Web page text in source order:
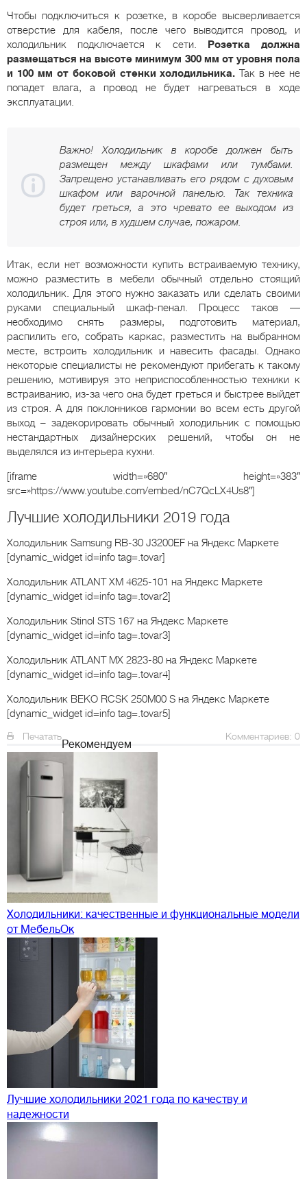
Чтобы подключиться к розетке, в коробе высверливается
отверстие для кабеля, после чего выводится провод, и
холодильник подключается к сети. Розетка должна
размещаться на высоте минимум 300 мм от уровня пола
и 100 мм от боковой стенки холодильника. Так в нее не
попадет влага, а провод не будет нагреваться в ходе
эксплуатации.
Важно! Холодильник в коробе должен быть
размещен между шкафами или тумбами.
Запрещено устанавливать его рядом с духовым
шкафом или варочной панелью. Так техника
будет греться, а это чревато ее выходом из
строя или, в худшем случае, пожаром.
Итак, если нет возможности купить встраиваемую технику,
можно разместить в мебели обычный отдельно стоящий
холодильник. Для этого нужно заказать или сделать своими
руками специальный шкаф-пенал. Процесс таков —
необходимо снять размеры, подготовить материал,
распилить его, собрать каркас, разместить на выбранном
месте, встроить холодильник и навесить фасады. Однако
некоторые специалисты не рекомендуют прибегать к такому
решению, мотивируя это неприспособленностью техники к
встраиванию, из-за чего она будет греться и быстрее выйдет
из строя. А для поклонников гармонии во всем есть другой
выход – задекорировать обычный холодильник с помощью
нестандартных дизайнерских решений, чтобы он не
выделялся из интерьера кухни.
[iframe width=»680″ height=»383″
src=»https://www.youtube.com/embed/nC7QcLX4Us8″]
Лучшие холодильники 2019 года
Холодильник Samsung RB-30 J3200EF на Яндекс Маркете
[dynamic_widget id=info tag=.tovar]
Холодильник ATLANT ХМ 4625-101 на Яндекс Маркете
[dynamic_widget id=info tag=.tovar2]
Холодильник Stinol STS 167 на Яндекс Маркете
[dynamic_widget id=info tag=.tovar3]
Холодильник ATLANT МХ 2823-80 на Яндекс Маркете
[dynamic_widget id=info tag=.tovar4]
Холодильник BEKO RCSK 250M00 S на Яндекс Маркете
[dynamic_widget id=info tag=.tovar5]
Печатать Комментариев: 0
Рекомендуем
Холодильники: качественные и функциональные модели
от МебельОк
Лучшие холодильники 2021 года по качеству и
надежности